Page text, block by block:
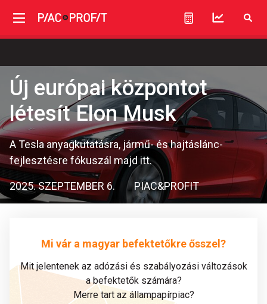
Új európai központot
létesít Elon Musk
A Tesla anyagkutatásra, jármű- és hajtáslánc-
fejlesztésre fókuszál majd itt.
2025. SZEPTEMBER 6. PIAC&PROFIT
Mi vár a magyar befektetőkre ősszel?
Mit jelentenek az adózási és szabályozási változások
a befektetők számára?
Merre tart az állampapírpiac?